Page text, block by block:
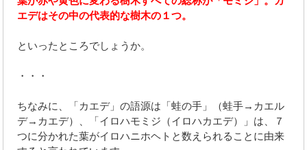
エデはその中の代表的な樹木の１つ。
といったところでしょうか。
・・・
ちなみに、「カエデ」の語源は「蛙の手」（蛙手→カエル
デ→カエデ）、「イロハモミジ（イロハカエデ）」は、７
つに分かれた葉がイロハニホヘトと数えられることに由来